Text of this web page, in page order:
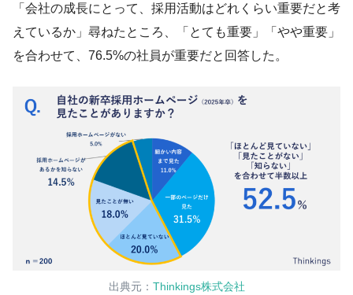
「会社の成長にとって、採用活動はどれくらい重要だと考
えているか」尋ねたところ、「とても重要」「やや重要」
を合わせて、76.5%の社員が重要だと回答した。
出典元： Thinkings株式会社